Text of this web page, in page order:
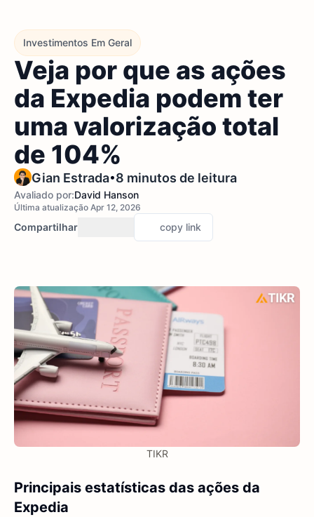
Investimentos Em Geral
Veja por que as ações
da Expedia podem ter
uma valorização total
de 104%
Gian Estrada•8 minutos de leitura
Avaliado por:David Hanson
Última atualização Apr 12, 2026
Compartilhar copy link
TIKR
Principais estatísticas das ações da
Expedia